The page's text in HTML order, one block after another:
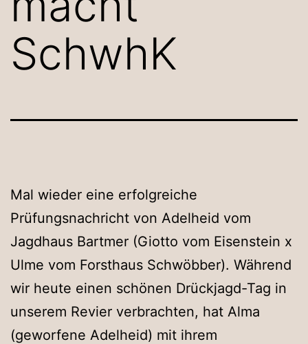
SchwhK
Mal wieder eine erfolgreiche
Prüfungsnachricht von Adelheid vom
Jagdhaus Bartmer (Giotto vom Eisenstein x
Ulme vom Forsthaus Schwöbber). Während
wir heute einen schönen Drückjagd-Tag in
unserem Revier verbrachten, hat Alma
(geworfene Adelheid) mit ihrem